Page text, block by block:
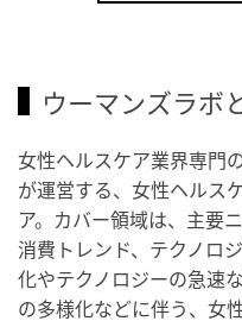
ウーマンズラボ
女性ヘルスケア業界専門
が運営する、女性ヘルス
ア。カバー領域は、主要
消費トレンド、テクノロ
化やテクノロジーの急速
の多様化などに伴う、女